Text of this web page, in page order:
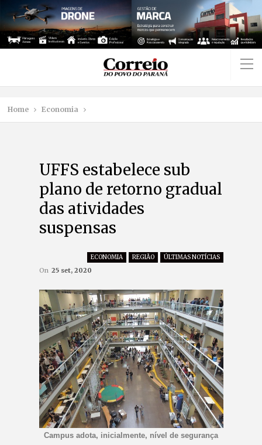
Home Economia
UFFS estabelece sub
plano de retorno gradual
das atividades
suspensas
ECONOMIA REGIÃO ÚLTIMAS NOTÍCIAS
On 25 set, 2020
Campus adota, inicialmente, nível de segurança